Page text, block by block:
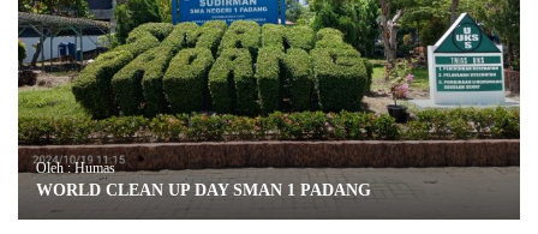
Oleh : Humas
WORLD CLEAN UP DAY SMAN 1 PADANG